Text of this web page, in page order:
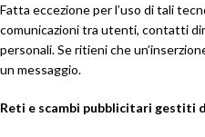
Fatta eccezione per l’uso di tali
comunicazioni tra utenti, contatti
personali. Se ritieni che
un messaggio.
Reti e scambi pubblicitari gestiti